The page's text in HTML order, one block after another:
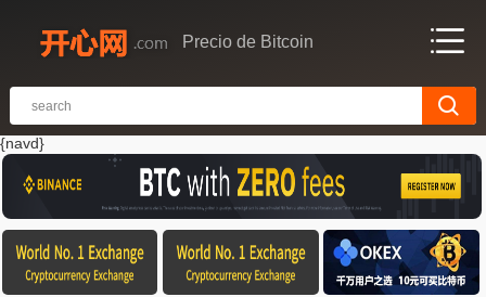
Precio de Bitcoin
{navd}